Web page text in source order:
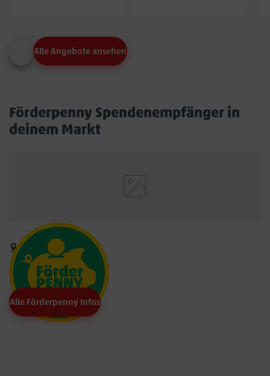
Alle Angebote ansehen
Förderpenny Spendenempfänger in
deinem Markt
Alle Förderpenny Infos